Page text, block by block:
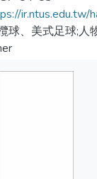
球、美式足球;人